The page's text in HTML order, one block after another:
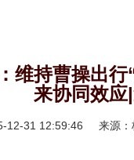
维持曹操出
来协同效应
12-31 12:59:46 来源：